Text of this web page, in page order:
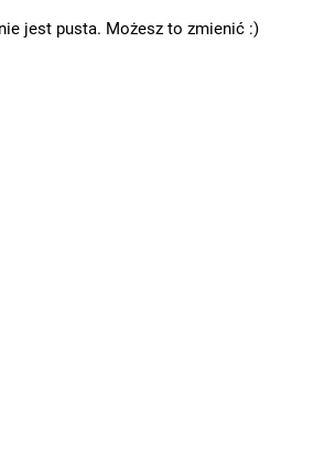
jest pusta. Możesz to zmienić :)